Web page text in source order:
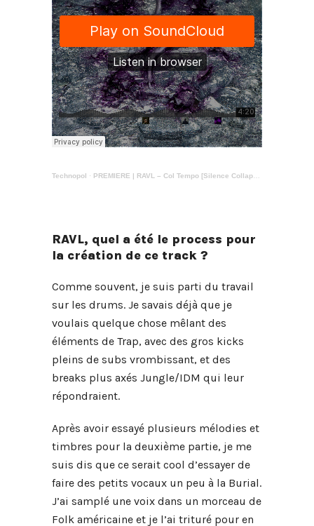
Technopol · PREMIERE | RAVL – Col Tempo [Silence Collapse]
RAVL, quel a été le process pour
la création de ce track ?
Comme souvent, je suis parti du travail
sur les drums. Je savais déjà que je
voulais quelque chose mêlant des
éléments de Trap, avec des gros kicks
pleins de subs vrombissant, et des
breaks plus axés Jungle/IDM qui leur
répondraient.
Après avoir essayé plusieurs mélodies et
timbres pour la deuxième partie, je me
suis dis que ce serait cool d’essayer de
faire des petits vocaux un peu à la Burial.
J’ai samplé une voix dans un morceau de
Folk américaine et je l’ai trituré pour en